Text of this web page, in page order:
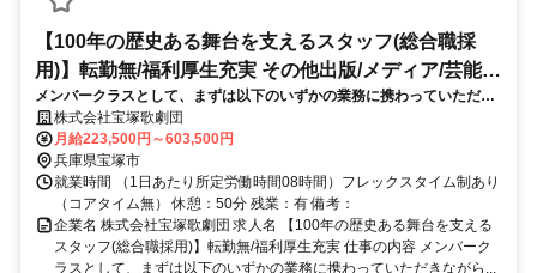
【100年の歴史ある舞台を支えるスタッフ(総合職採
用)】転勤無/福利厚生充実 その他出版/メディア/芸能/
エンタメ専門職
メンバークラスとして、まずは以下のいずかの業務に携わっていただき
ながら、将来のキャリアパスを一緒に考えていくことを想定していま
す。 ※プロデューサーやマネジメント経験者は管理職登用をご相談予定
株式会社宝塚歌劇団
月給223,500円～603,500円
兵庫県宝塚市
就業時間 （1日あたり所定労働時間08時間）フレックスタイム制あり
（コアタイム無） 休憩：50分 残業：有 備考：
企業名 株式会社宝塚歌劇団 求人名 【100年の歴史ある舞台を支える
スタッフ(総合職採用)】転勤無/福利厚生充実 仕事の内容 メンバーク
ラスとして、まずは以下のいずかの業務に携わっていただきながら...